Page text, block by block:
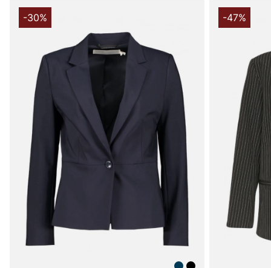
-30% -47%